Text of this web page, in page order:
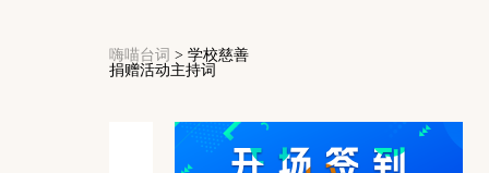
嗨喵台词 > 学校慈善
捐赠活动主持词